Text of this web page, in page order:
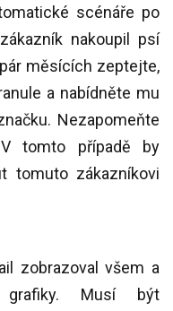
scénáře po
nakoupil psí
měsících zeptejte,
a nabídněte mu
Nezapomeňte
tomto případě by
tomuto zákazníkovi
zobrazoval všem a
Musí být